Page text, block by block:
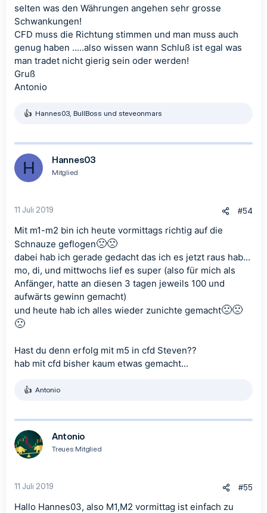
selten was den Währungen angehen sehr grosse
Schwankungen!
CFD muss die Richtung stimmen und man muss auch
genug haben .....also wissen wann Schluß ist egal was
man tradet nicht gierig sein oder werden!
Gruß
Antonio
R
k
t
i
o
n
:
Hannes03, BullBoss und steveonmars
H Hannes03
Mitglied
11 Juli 2019 #54
Mit m1-m2 bin ich heute vormittags richtig auf die
Schnauze geflogen🙁🙁
dabei hab ich gerade gedacht das ich es jetzt raus hab...
mo, di, und mittwochs lief es super (also für mich als
Anfänger, hatte an diesen 3 tagen jeweils 100 und
aufwärts gewinn gemacht)
und heute hab ich alles wieder zunichte gemacht🙁🙁
🙁
Hast du denn erfolg mit m5 in cfd Steven??
hab mit cfd bisher kaum etwas gemacht...
R
k
t
i
o
n
:
Antonio
Antonio
Treues Mitglied
11 Juli 2019 #55
Hallo Hannes03, also M1,M2 vormittag ist einfach zu